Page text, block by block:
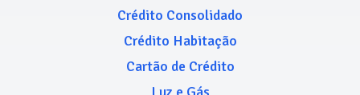
Crédito Consolidado
Crédito Habitação
Cartão de Crédito